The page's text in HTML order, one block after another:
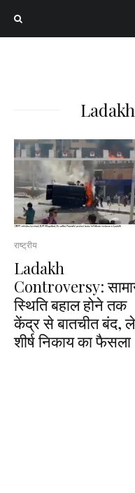
राष्ट्रीय
Ladakh
Controversy:
स्थिति बहाल होने तक
केंद्र से बातचीत बंद,
शीर्ष निकाय का फैसला